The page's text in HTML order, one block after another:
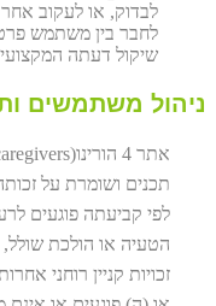
לבדוק, או לעקוב
לחבר בין משתמש
שיקול דעתה
ניהול משתמשים
תכנים ושומרת על
לפי קביעתה פוגעים
הטעיה או הולכת שולל,
זכויות קניין רוחני